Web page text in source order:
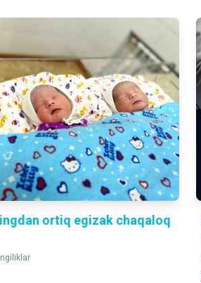
ortiq egizak chaqaloq